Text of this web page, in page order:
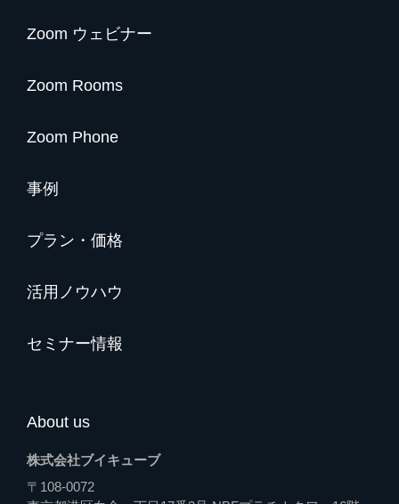
Zoom ウェビナー
Zoom Rooms
Zoom Phone
事例
プラン・価格
活用ノウハウ
セミナー情報
About us
株式会社ブイキューブ
〒108-0072